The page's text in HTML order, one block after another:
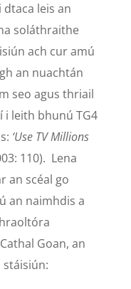
leis an
soláthraithe
ach cur amú
an nuachtán
seo agus thriail
i leith bhunú TG4
‘Use TV Millions
110). Lena
an scéal go
an naimhdis a
Goan, an
stáisiún: